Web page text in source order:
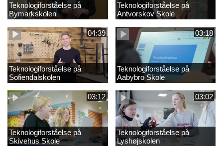
Teknologiforståelse på
Bymarkskolen
Teknologiforståelse på
Antvorskov Skole
04:39
Teknologiforståelse på
Sofiendalskolen
03:18
Teknologiforståelse på
Aabybro Skole
03:12
Teknologiforståelse på
Skivehus Skole
03:02
Teknologiforståelse på
Lyshøjskolen